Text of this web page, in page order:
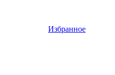
Избранное